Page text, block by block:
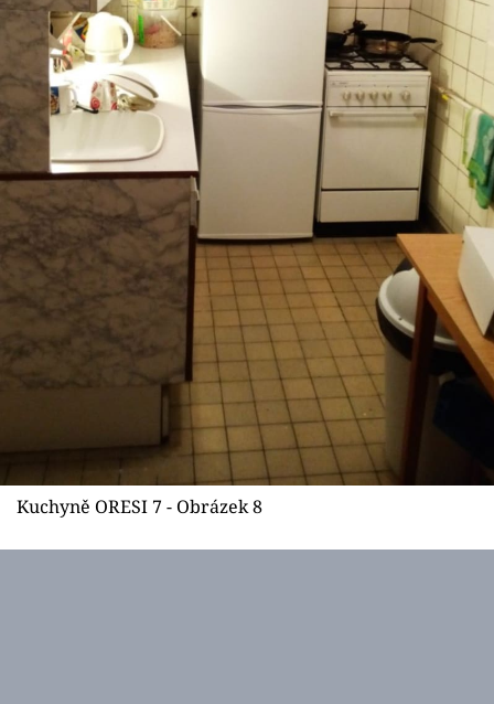
Kuchyně ORESI 7 - Obrázek 8